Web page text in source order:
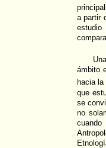
a partir
ámbito
hacia
que
se
no